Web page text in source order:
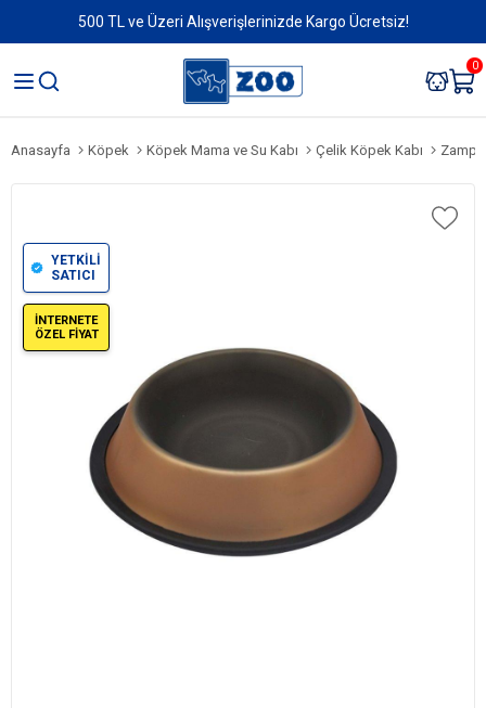
500 TL ve Üzeri Alışverişlerinizde Kargo Ücretsiz!
0
Anasayfa Köpek Köpek Mama ve Su Kabı Çelik Köpek Kabı Zampa
YETKİLİ
SATICI
İNTERNETE
ÖZEL FİYAT